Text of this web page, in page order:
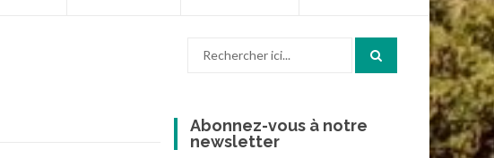
Abonnez-vous à notre
newsletter